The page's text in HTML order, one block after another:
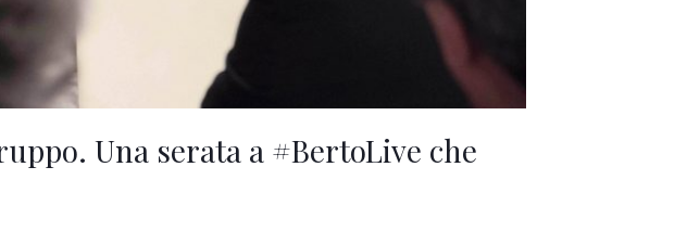
Una serata a #BertoLive che